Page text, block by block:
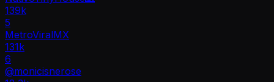
139k
5
MetroViralMX
131k
6
@monicisnerose